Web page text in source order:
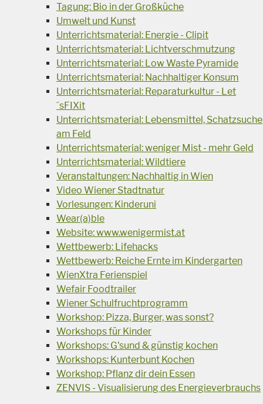
Tagung: Bio in der Großküche
Umwelt und Kunst
Unterrichtsmaterial: Energie - Clipit
Unterrichtsmaterial: Lichtverschmutzung
Unterrichtsmaterial: Low Waste Pyramide
Unterrichtsmaterial: Nachhaltiger Konsum
Unterrichtsmaterial: Reparaturkultur - Let
´sFIXit
Unterrichtsmaterial: Lebensmittel, Schatzsuche
am Feld
Unterrichtsmaterial: weniger Mist - mehr Geld
Unterrichtsmaterial: Wildtiere
Veranstaltungen: Nachhaltig in Wien
Video Wiener Stadtnatur
Vorlesungen: Kinderuni
Wear(a)ble
Website: www.wenigermist.at
Wettbewerb: Lifehacks
Wettbewerb: Reiche Ernte im Kindergarten
WienXtra Ferienspiel
Wefair Foodtrailer
Wiener Schulfruchtprogramm
Workshop: Pizza, Burger, was sonst?
Workshops für Kinder
Workshops: G'sund & günstig kochen
Workshops: Kunterbunt Kochen
Workshop: Pflanz dir dein Essen
ZENVIS - Visualisierung des Energieverbrauchs